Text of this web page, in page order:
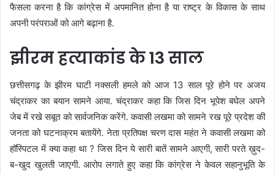
फैसला करना है कि कांग्रेस में अपमानित होना है या राष्ट्र के विकास के साथ
अपनी परंपराओं को आगे बढ़ाना है.
झीरम हत्याकांड के 13 साल
छत्तीसगढ़ के झीरम घाटी नक्सली हमले को आज 13 साल पूरे होने पर अजय
चंद्राकर का बयान सामने आया. चंद्राकर कहा कि जिस दिन भूपेश बघेल अपने
जेब में रखे सबूत को सार्वजनिक करेंगे. कवासी लखमा को सामने रख पूरे प्रदेश की
जनता को घटनाक्रम बतायेंगे. नेता प्रतिपक्ष चरण दास महंत ने कवासी लखमा को
हॉस्पिटल में क्या कहा था ? जिस दिन ये सारी बातें सामने आएगी, सारी परते ख़ुद-
ब-खुद खुलती जाएगी. आरोप लगाते हुए कहा कि कांग्रेस ने केवल सहानुभूति के